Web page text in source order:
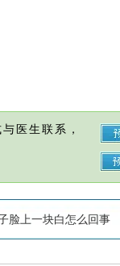
医生联系，
脸上一块白怎么回事